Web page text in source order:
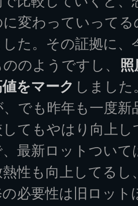
変わっていって
た。その証拠に
のようですし、
をマーク しまし
でも昨年も一度
てもやはり向上
、最新ロットつい
熱性も向上してる
必要性は旧ロッ